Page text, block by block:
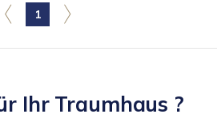
1
Ihr Traumhaus ?